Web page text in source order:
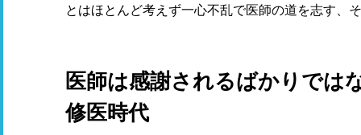
とはほとんど考えず一心不乱で医師の道を志す、
医師は感謝されるばかりで
修医時代